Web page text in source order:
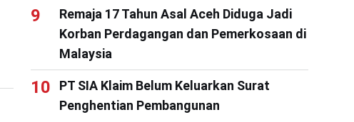
Remaja 17 Tahun Asal Aceh Diduga Jadi
Korban Perdagangan dan Pemerkosaan di
Malaysia
PT SIA Klaim Belum Keluarkan Surat
Penghentian Pembangunan